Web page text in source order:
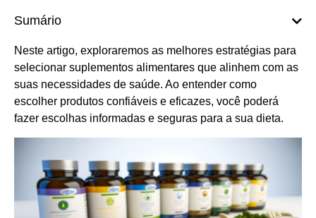
Sumário
Neste artigo, exploraremos as melhores estratégias para
selecionar suplementos alimentares que alinhem com as
suas necessidades de saúde. Ao entender como
escolher produtos confiáveis e eficazes, você poderá
fazer escolhas informadas e seguras para a sua dieta.